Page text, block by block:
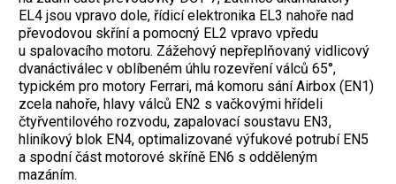
EL4 jsou vpravo dole, řídicí elektronika EL3 nahoře nad
převodovou skříní a pomocný EL2 vpravo vpředu
u spalovacího motoru. Zážehový nepřeplňovaný vidlicový
dvanáctiválec v oblíbeném úhlu rozevření válců 65°,
typickém pro motory Ferrari, má komoru sání Airbox (EN1)
zcela nahoře, hlavy válců EN2 s vačkovými hřídeli
čtyřventilového rozvodu, zapalovací soustavu EN3,
hliníkový blok EN4, optimalizované výfukové potrubí EN5
a spodní část motorové skříně EN6 s odděleným
mazáním.